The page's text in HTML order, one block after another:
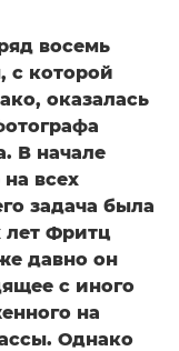
восемь
с которой
оказалась
В начале
всех
задача была
лет Фритц
давно он
с иного
на
Однако